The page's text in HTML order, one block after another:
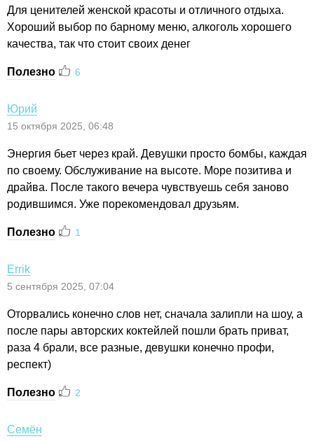
Для ценителей женской красоты и отличного отдыха.
Хороший выбор по барному меню, алкоголь хорошего
качества, так что стоит своих денег
Полезно 6
Юрий
15 октября 2025, 06:48
Энергия бьет через край. Девушки просто бомбы, каждая
по своему. Обслуживание на высоте. Море позитива и
драйва. После такого вечера чувствуешь себя заново
родившимся. Уже порекомендовал друзьям.
Полезно 1
Errik
5 сентября 2025, 07:04
Оторвались конечно слов нет, сначала залипли на шоу, а
после пары авторских коктейлей пошли брать приват,
раза 4 брали, все разные, девушки конечно профи,
респект)
Полезно 2
Семён